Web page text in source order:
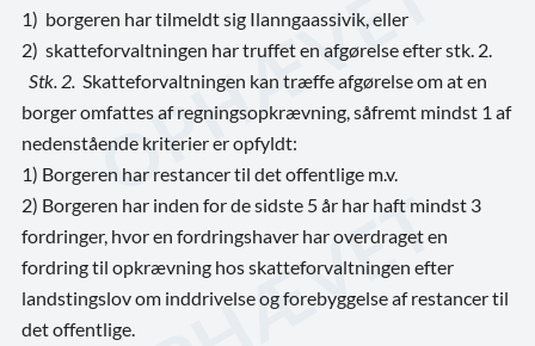
1) borgeren har tilmeldt sig Ilanngaassivik, eller
2) skatteforvaltningen har truffet en afgørelse efter stk. 2.
Stk 2. Skatteforvaltningen kan træffe afgørelse om at en
borger omfattes af regningsopkrævning, såfremt mindst 1 af
nedenstående kriterier er opfyldt:
1) Borgeren har restancer til det offentlige m.v.
2) Borgeren har inden for de sidste 5 år har haft mindst 3
fordringer, hvor en fordringshaver har overdraget en
fordring til opkrævning hos skatteforvaltningen efter
landstingslov om inddrivelse og forebyggelse af restancer til
det offentlige.